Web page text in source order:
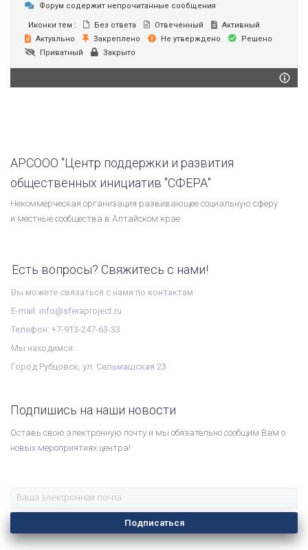
Форум содержит непрочитанные сообщения
Иконки тем : Без ответа Отвеченный
Активный
Актуально
Закреплено Не утверждено
Решено
Приватный
Закрыто
АРСООО "Центр поддержки и развития
общественных инициатив "СФЕРА"
Некоммерческая организация развивающее социальную сферу
и местные сообщества в Алтайском крае.
Есть вопросы? Свяжитесь с нами!
Вы можете связаться с нами по контактам:
E-mail: info@sferaproject.ru
Телефон: +7-913-247-63-33
Мы находимся:
Город Рубцовск, ул. Сельмашская 23
Подпишись на наши новости
Оставь свою электронную почту и мы обязательно сообщим Вам о
новых мероприятиях центра!
Подписаться